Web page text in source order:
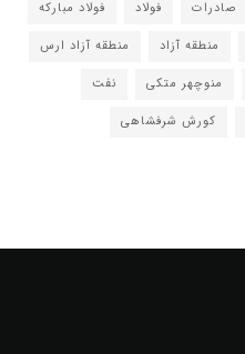
صادرات فولاد
فولاد مبارکه
منطقه آزاد
منطقه آزاد ارس
منوچهر متکی
نفت
کورش شرفشاهی